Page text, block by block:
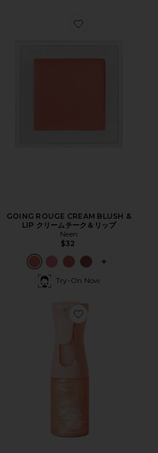
Favorite GOING
GOING ROUGE CREAM BLUSH &
LIP クリームチーク＆リップ
Neen
$32
PLUS ICON
Try-On Now
Favorite SUNGLAZE